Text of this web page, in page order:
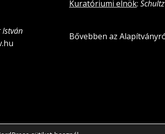
István
Kuratóriumi elnök:
Bővebben az